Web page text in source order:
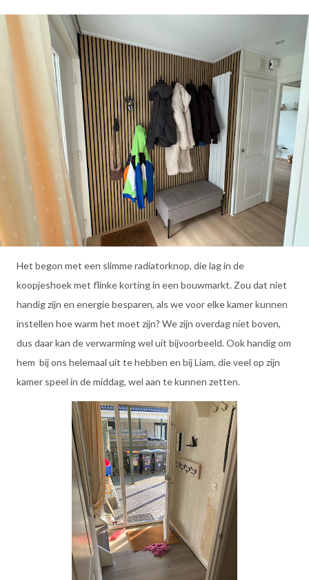
Het begon met een slimme radiatorknop, die lag in de
koopjeshoek met flinke korting in een bouwmarkt. Zou dat niet
handig zijn en energie besparen, als we voor elke kamer kunnen
instellen hoe warm het moet zijn? We zijn overdag niet boven,
dus daar kan de verwarming wel uit bijvoorbeeld. Ook handig om
hem bij ons helemaal uit te hebben en bij Liam, die veel op zijn
kamer speel in de middag, wel aan te kunnen zetten.